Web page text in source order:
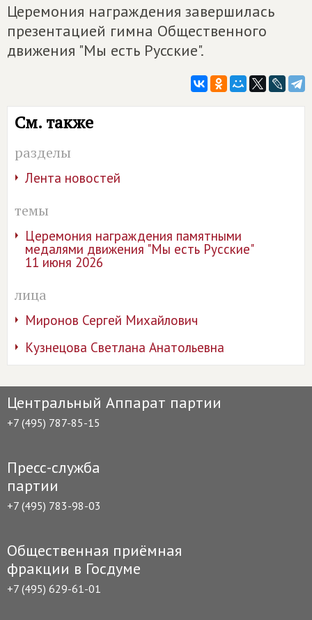
Церемония награждения завершилась
презентацией гимна Общественного
движения "Мы есть Русские".
См. также
разделы
Лента новостей
темы
Церемония награждения памятными
медалями движения "Мы есть Русские"
11 июня 2026
лица
Миронов Сергей Михайлович
Кузнецова Светлана Анатольевна
Центральный Аппарат партии
+7 (495) 787-85-15
Пресс-служба
партии
+7 (495) 783-98-03
Общественная приёмная
фракции в Госдуме
+7 (495) 629-61-01